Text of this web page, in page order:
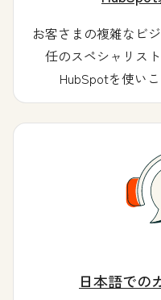
お客さまの複雑なビ
任のスペシャリス
HubSpotを使い
日本語での